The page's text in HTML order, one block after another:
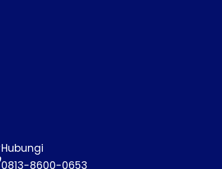
Hubungi
0813-8600-0653